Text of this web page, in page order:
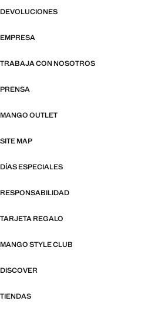
DEVOLUCIONES
EMPRESA
TRABAJA CON NOSOTROS
PRENSA
MANGO OUTLET
SITE MAP
DÍAS ESPECIALES
RESPONSABILIDAD
TARJETA REGALO
MANGO STYLE CLUB
DISCOVER
TIENDAS